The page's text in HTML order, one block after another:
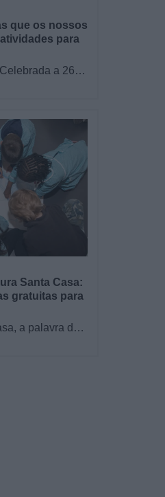
que os nossos
para
a 26
Santa Casa:
gratuitas para
a palavra de